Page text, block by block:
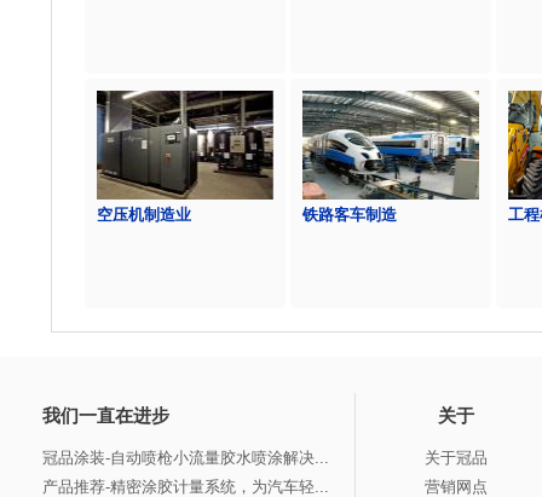
空压机制造业 铁路客车制造 工
我们一直在进步
冠品涂装-自动喷枪小流量胶水喷涂解决...
产品推荐-精密涂胶计量系统，为汽车轻...
关于
关于冠品
营销网点